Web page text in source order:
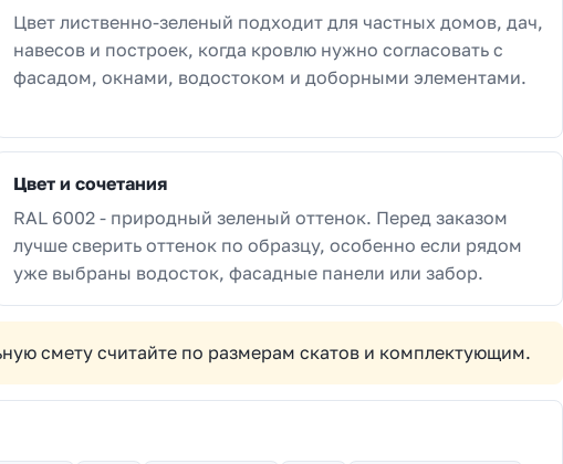
Цвет лиственно-зеленый подходит для частных домов, дач,
навесов и построек, когда кровлю нужно согласовать с
фасадом, окнами, водостоком и доборными элементами.
Цвет и сочетания
RAL 6002 - природный зеленый оттенок. Перед заказом
лучше сверить оттенок по образцу, особенно если рядом
уже выбраны водосток, фасадные панели или забор.
смету считайте по размерам скатов и комплектующим.